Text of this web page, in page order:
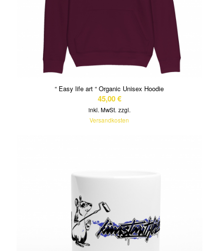
“ Easy life art “ Organic Unisex Hoodie
45,00€
inkl. MwSt. zzgl.
Versandkosten